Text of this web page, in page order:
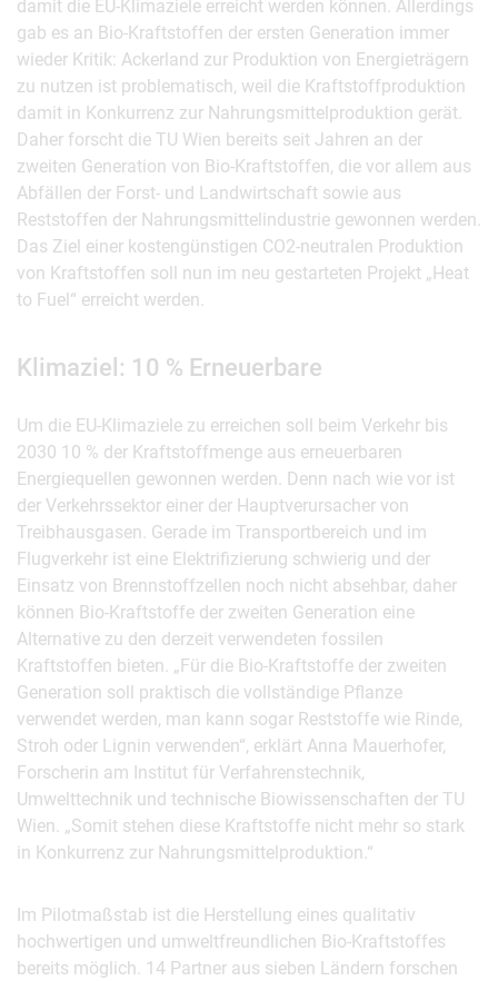
damit die EU-Klimaziele erreicht werden können. Allerdings
gab es an Bio-Kraftstoffen der ersten Generation immer
wieder Kritik: Ackerland zur Produktion von Energieträgern
zu nutzen ist problematisch, weil die Kraftstoffproduktion
damit in Konkurrenz zur Nahrungsmittelproduktion gerät.
Daher forscht die TU Wien bereits seit Jahren an der
zweiten Generation von Bio-Kraftstoffen, die vor allem aus
Abfällen der Forst- und Landwirtschaft sowie aus
Reststoffen der Nahrungsmittelindustrie gewonnen werden.
Das Ziel einer kostengünstigen CO2-neutralen Produktion
von Kraftstoffen soll nun im neu gestarteten Projekt „Heat
to Fuel“ erreicht werden.
Klimaziel: 10 % Erneuerbare
Um die EU-Klimaziele zu erreichen soll beim Verkehr bis
2030 10 % der Kraftstoffmenge aus erneuerbaren
Energiequellen gewonnen werden. Denn nach wie vor ist
der Verkehrssektor einer der Hauptverursacher von
Treibhausgasen. Gerade im Transportbereich und im
Flugverkehr ist eine Elektrifizierung schwierig und der
Einsatz von Brennstoffzellen noch nicht absehbar, daher
können Bio-Kraftstoffe der zweiten Generation eine
Alternative zu den derzeit verwendeten fossilen
Kraftstoffen bieten. „Für die Bio-Kraftstoffe der zweiten
Generation soll praktisch die vollständige Pflanze
verwendet werden, man kann sogar Reststoffe wie Rinde,
Stroh oder Lignin verwenden“, erklärt Anna Mauerhofer,
Forscherin am Institut für Verfahrenstechnik,
Umwelttechnik und technische Biowissenschaften der TU
Wien. „Somit stehen diese Kraftstoffe nicht mehr so stark
in Konkurrenz zur Nahrungsmittelproduktion.“
Im Pilotmaßstab ist die Herstellung eines qualitativ
hochwertigen und umweltfreundlichen Bio-Kraftstoffes
bereits möglich. 14 Partner aus sieben Ländern forschen